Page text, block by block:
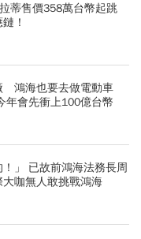
蒂售價358萬台幣起跳
！
鴻海也要去做電動車
年會先衝上100億台幣
！」 已故前鴻海法務長周
咖無人敢挑戰鴻海